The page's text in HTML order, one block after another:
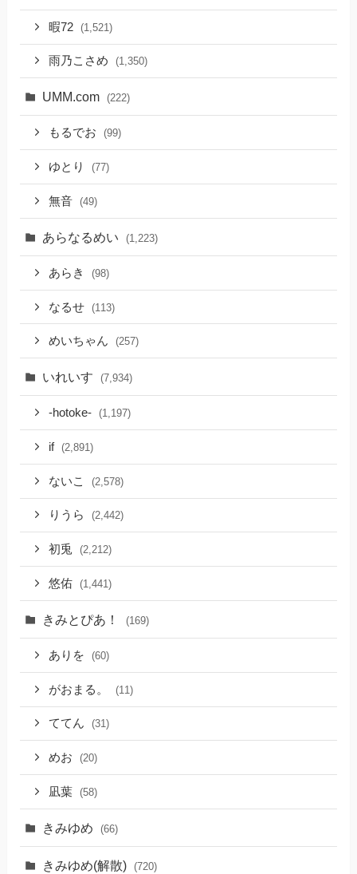
暇72 (1,521)
雨乃こさめ (1,350)
UMM.com (222)
もるでお (99)
ゆとり (77)
無音 (49)
あらなるめい (1,223)
あらき (98)
なるせ (113)
めいちゃん (257)
いれいす (7,934)
-hotoke- (1,197)
if (2,891)
ないこ (2,578)
りうら (2,442)
初兎 (2,212)
悠佑 (1,441)
きみとぴあ！ (169)
ありを (60)
がおまる。 (11)
ててん (31)
めお (20)
凪葉 (58)
きみゆめ (66)
きみゆめ(解散) (720)